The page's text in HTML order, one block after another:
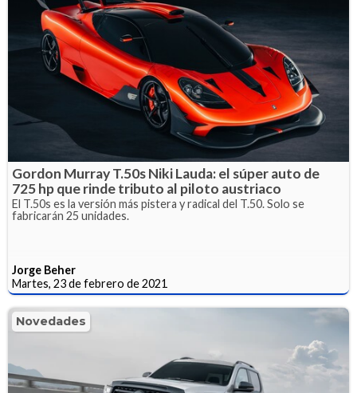
Gordon Murray T.50s Niki Lauda: el súper auto de
725 hp que rinde tributo al piloto austriaco
El T.50s es la versión más pistera y radical del T.50. Solo se
fabricarán 25 unidades.
Jorge Beher
Martes, 23 de febrero de 2021
Novedades